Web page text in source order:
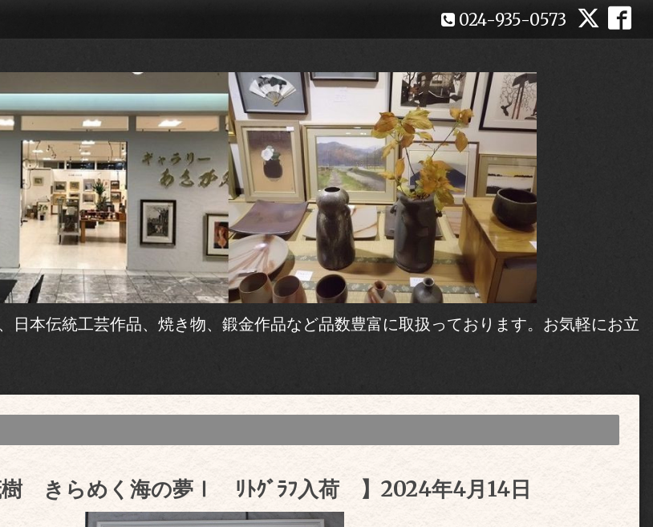
024-935-0573
日本伝統工芸作品、焼き物、鍛金作品など品数豊富に取扱っております。お気軽にお立
樹 きらめく海の夢Ⅰ ﾘﾄｸﾞﾗﾌ入荷 】2024年4月14日